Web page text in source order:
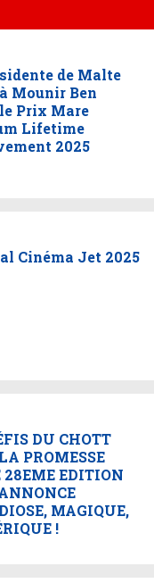
de Malte
Mounir Ben
Prix Mare
Lifetime
2025
Cinéma Jet 2025
DU CHOTT
PROMESSE
28EME EDITION
MAGIQUE,
!